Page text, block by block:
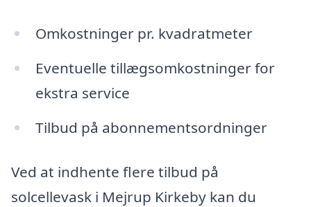
Omkostninger pr. kvadratmeter
Eventuelle tillægsomkostninger for
ekstra service
Tilbud på abonnementsordninger
Ved at indhente flere tilbud på
solcellevask i Mejrup Kirkeby kan du